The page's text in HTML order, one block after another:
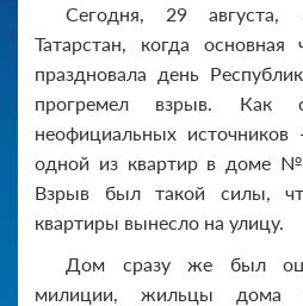
Сегодня, 29 августа,
Татарстан, когда
праздновала день
прогремел взрыв. Как
неофициальных
одной из квартир в доме
Взрыв был такой силы,
квартиры вынесло на улицу.
Дом сразу же был
милиции, жильцы дома